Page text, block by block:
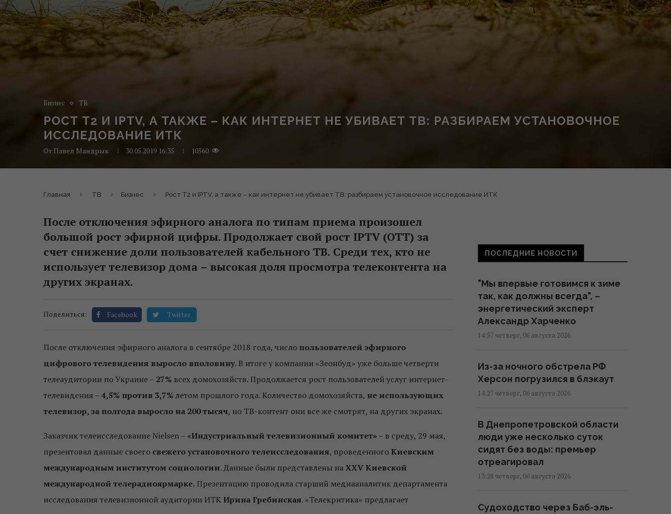
Бизнес ТВ
РОСТ Т2 И IPTV, А ТАКЖЕ – КАК ИНТЕРНЕТ НЕ УБИВАЕТ ТВ: РАЗБИРАЕМ УСТАНОВОЧНОЕ
ИССЛЕДОВАНИЕ ИТК
От Павел Мандрык 30.05.2019 16:35 10560
Главная ТВ Бизнес Рост Т2 и IPTV, а также – как интернет не убивает ТВ: разбираем установочное исследование ИТК
После отключения эфирного аналога по типам приема произошел
большой рост эфирной цифры. Продолжает свой рост IPTV (ОТТ) за
счет снижение доли пользователей кабельного ТВ. Среди тех, кто не
использует телевизор дома – высокая доля просмотра телеконтента на
других экранах.
Поделиться: Facebook Twitter
После отключения эфирного аналога в сентябре 2018 года, число пользователей эфирного
цифрового телевидения выросло вполовину. В итоге у компании «Зеонбуд» уже больше четверти
телеаудитории по Украине – 27% всех домохозяйств. Продолжается рост пользователей услуг интернет-
телевидения –4,5% против 3,7%летом прошлого года. Количество домохозяйств, не использующих
телевизор, за полгода выросло на 200 тысяч, но ТВ-контент они все же смотрят, на других экранах.
Заказчик телеисследование Nielsen – «Индустриальный телевизионный комитет»– в среду, 29 мая,
презентовал данные своего свежего установочного телеисследования, проведенного Киевским
международным институтом социологии. Данные были представлены наXXV Киевской
международной телерадиоярмарке. Презентацию проводила старший медиааналитик департамента
исследования телевизионной аудитории ИТК Ирина Гребинская. «Телекритика» предлагает
ПОСЛЕДНИЕ НОВОСТИ
"Мы впервые готовимся к зиме
так, как должны всегда", –
энергетический эксперт
Александр Харченко
14:57 четверг, 06 августа 2026
Из-за ночного обстрела РФ
Херсон погрузился в блэкаут
14:27 четверг, 06 августа 2026
В Днепропетровской области
люди уже несколько суток
сидят без воды: премьер
отреагировал
13:28 четверг, 06 августа 2026
Судоходство через Баб-эль-